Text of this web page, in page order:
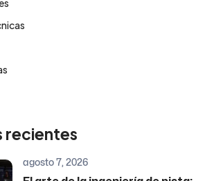
recientes
agosto 7, 2026